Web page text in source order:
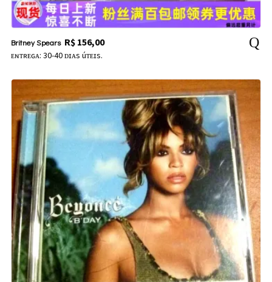
Britney Spears R$156,00
ᴇɴᴛʀᴇɢᴀ: 30-40 ᴅɪᴀs úᴛᴇɪs.